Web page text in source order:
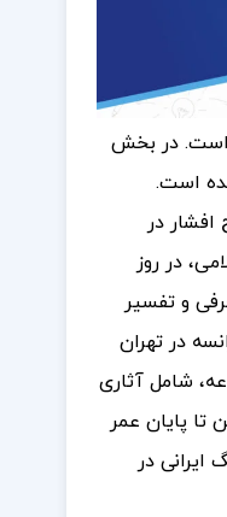
در بخش
است.
در
در روز
و تفسیر
در تهران
شامل آثاری
تا پایان عمر
در